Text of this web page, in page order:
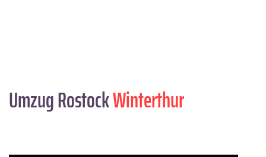
Umzug RostockWinterthur